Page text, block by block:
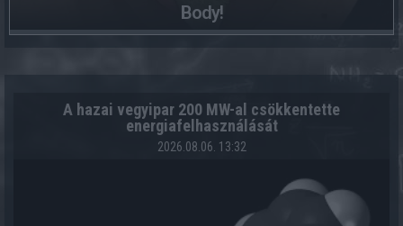
Body!
A hazai vegyipar 200 MW-al csökkentette
energiafelhasználását
2026.08.06. 13:32